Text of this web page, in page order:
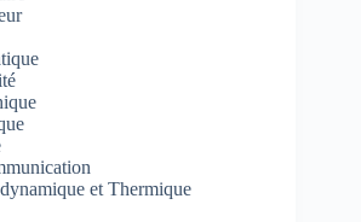
et Thermique